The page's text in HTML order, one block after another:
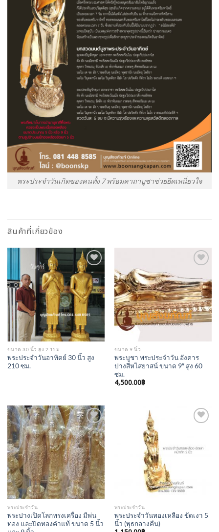
พระประจำวันเกิดของคนทั้ง 7 พร้อมคาถาบูชาช่วยยึดเหนี่ยวใจ
สินค้าที่เกี่ยวข้อง
Add to
Wishlist
ขนาด 30 นิ้ว สูง 2.15ม.
พระประจำวันอาทิตย์ 30 นิ้ว สูง
210 ซม.
Wishlist
ขนาด 9 นิ้ว
พระบูชา พระประจำวัน อังคาร
ปางสีหไสยาสน์ ขนาด 9″ สูง 60
ซม.
4,500.00฿
Add to
Wishlist
พระประจำวัน
พระปางเปิดโลกทรงเครื่อง มีพ่น
ทอง และปิดทองคำแท้ ขนาด 5 นิ้ว
พระประจำวัน
พระประจำวันทองเหลือง ขัดเงา 5
นิ้ว (พุธกลางคืน)